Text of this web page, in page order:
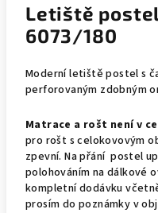
Letiště
6073/180
Moderní letiště postel s
perforovaným zdobným
Matrace a rošt není v
pro rošt s celokovovým
zpevní. Na přání postel
polohováním na dálkové
kompletní dodávku
prosím do poznámky v